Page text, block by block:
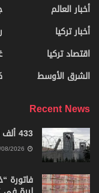
أخبار العالم
أخبار تركيا
اقتصاد تركيا
الشرق الأوسط
Recent News
433 ألف نزيل في السجون التركية